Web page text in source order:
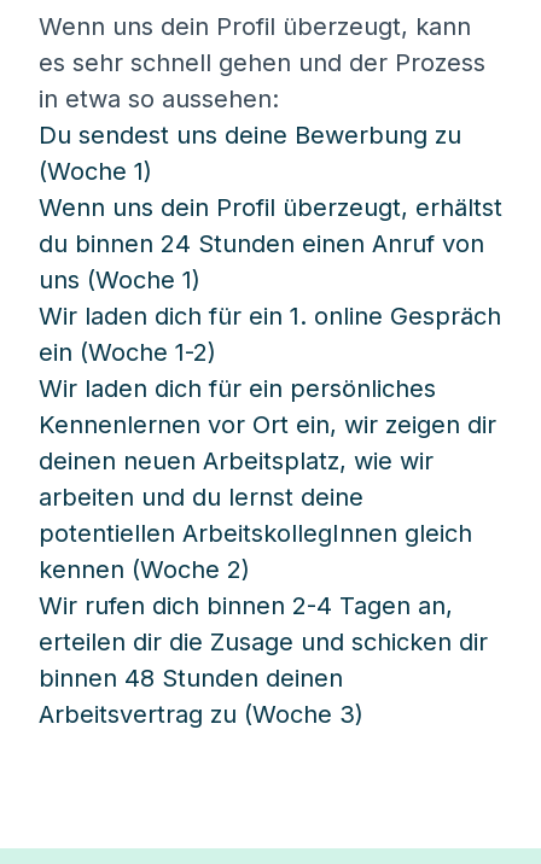
Wenn uns dein Profil überzeugt, kann
es sehr schnell gehen und der Prozess
in etwa so aussehen:
Du sendest uns deine Bewerbung zu
(Woche 1)
Wenn uns dein Profil überzeugt, erhältst
du binnen 24 Stunden einen Anruf von
uns (Woche 1)
Wir laden dich für ein 1. online Gespräch
ein (Woche 1-2)
Wir laden dich für ein persönliches
Kennenlernen vor Ort ein, wir zeigen dir
deinen neuen Arbeitsplatz, wie wir
arbeiten und du lernst deine
potentiellen ArbeitskollegInnen gleich
kennen (Woche 2)
Wir rufen dich binnen 2-4 Tagen an,
erteilen dir die Zusage und schicken dir
binnen 48 Stunden deinen
Arbeitsvertrag zu (Woche 3)